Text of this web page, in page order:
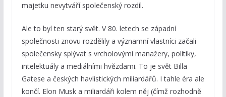
majetku nevytváří společenský rozdíl.
Ale to byl ten starý svět. V 80. letech se západní
společnosti znovu rozdělily a významní vlastníci začali
společensky splývat s vrcholovými manažery, politiky,
intelektuály a mediálními hvězdami. To je svět Billa
Gatese a českých havlistických miliardářů. I tahle éra ale
končí. Elon Musk a miliardáři kolem něj (čímž rozhodně